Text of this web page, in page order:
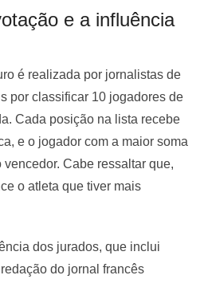
e a influência
é realizada por jornalistas de
por classificar 10 jogadores de
Cada posição na lista recebe
e o jogador com a maior soma
Cabe ressaltar que,
o atleta que tiver mais
dos jurados, que inclui
do jornal francês